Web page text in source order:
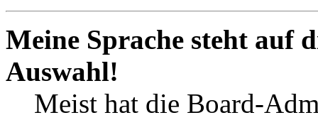
Meine Sprache steht auf
Auswahl!
Meist hat die Board-